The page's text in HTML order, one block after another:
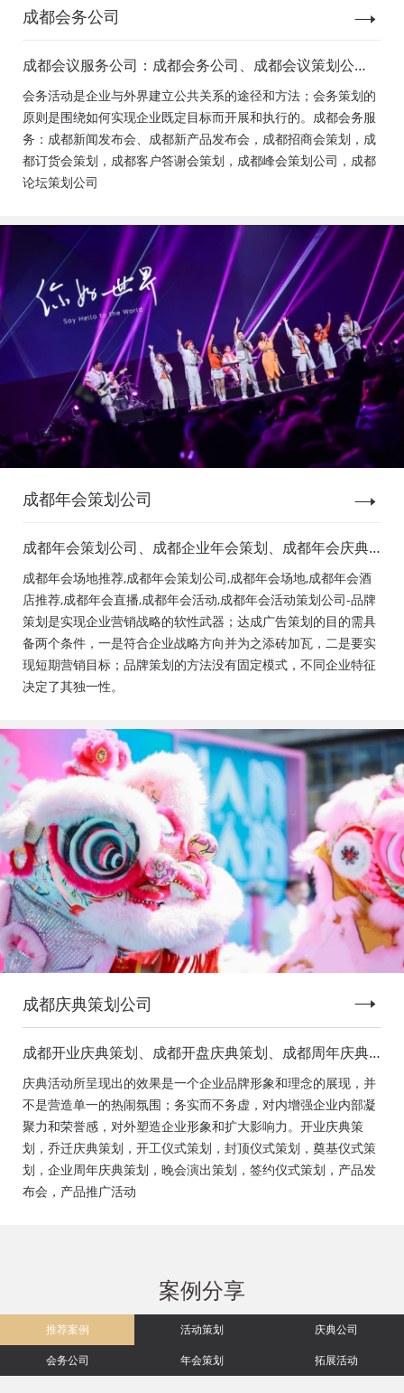
成都会务公司
成都会议服务公司：成都会务公司、成都会议策划公
司、成都新闻发布会策划、成都新产品发布会策划、成
都经销商会议策划、成都招商会策划、成都订货会策
划、成都颁奖会策划、成都客户答谢会策划、成都高峰
论坛策划公司、成都年会策划、成都会议活动策划
会务活动是企业与外界建立公共关系的途径和方法；会务策划的
原则是围绕如何实现企业既定目标而开展和执行的。成都会务服
务：成都新闻发布会、成都新产品发布会，成都招商会策划，成
都订货会策划，成都客户答谢会策划，成都峰会策划公司，成都
论坛策划公司
成都年会策划公司
成都年会策划公司、成都企业年会策划、成都年会庆典
策划、成都年会节目表演、成都年会节目演出、成都年
会活动策划公司、成都年会布置公司，成都年会现场搭
建公司，成都年会节目表演，年会节目创意节目，年会
策划方案详细流程，年会策划，年会致辞发言稿，年会
礼品，年会祝福语
成都年会场地推荐,成都年会策划公司,成都年会场地,成都年会酒
店推荐,成都年会直播,成都年会活动,成都年会活动策划公司-品牌
策划是实现企业营销战略的软性武器；达成广告策划的目的需具
备两个条件，一是符合企业战略方向并为之添砖加瓦，二是要实
现短期营销目标；品牌策划的方法没有固定模式，不同企业特征
决定了其独一性。
成都庆典策划公司
成都开业庆典策划、成都开盘庆典策划、成都周年庆典
策划、成都启动仪式策划、成都揭幕仪式策划、成都开
工仪式策划、成都竣工仪式策划、成都封顶仪式策划、
成都奠基仪式策划、成都签约仪式策划、成都挂牌仪式
策划、成都揭牌仪式策划、成都颁奖典礼策划
庆典活动所呈现出的效果是一个企业品牌形象和理念的展现，并
不是营造单一的热闹氛围；务实而不务虚，对内增强企业内部凝
聚力和荣誉感，对外塑造企业形象和扩大影响力。开业庆典策
划，乔迁庆典策划，开工仪式策划，封顶仪式策划，奠基仪式策
划，企业周年庆典策划，晚会演出策划，签约仪式策划，产品发
布会，产品推广活动
案例分享
推荐案例 活动策划
庆典公司
会务公司
年会策划 拓展活动